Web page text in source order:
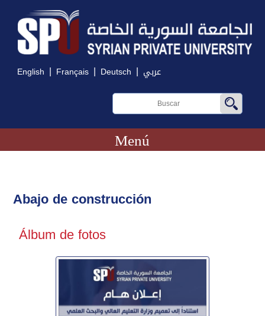
English | Français | Deutsch | عربي
Menú
Abajo de construcción
Álbum de fotos